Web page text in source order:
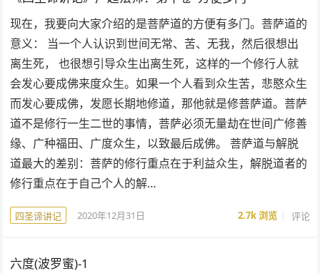
现在，我要向大家介绍的是菩萨道的方便有多门。菩萨道的
意义： 当一个人认识到世间无常、苦、无我，然后很想出
离生死， 也很想引导众生出离生死，这样的一个修行人就
会发心要成佛来度众生。如果一个人看到众生苦，悲愍众生
而发心要成佛，发愿长期地修道，那他就是修菩萨道。菩萨
道不是修行一生二世的事情，菩萨必须无量劫在世间广修善
缘、广种福田、广度众生，以致最后成佛。 菩萨道与解脱
道最大的差别：菩萨的修行重点在于利益众生，解脱道者的
修行重点在于自己个人的解…
四圣谛讲记 2020年12月31日 2.7k浏览 评论
六度(波罗蜜)-1